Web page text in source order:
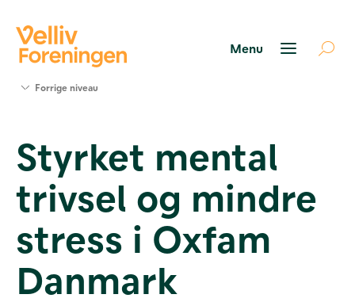
Værktøjer
og viden
Om Velliv
Foreningen
os
Forrige niveau
Styrket mental
trivsel og mindre
stress i Oxfam
Danmark